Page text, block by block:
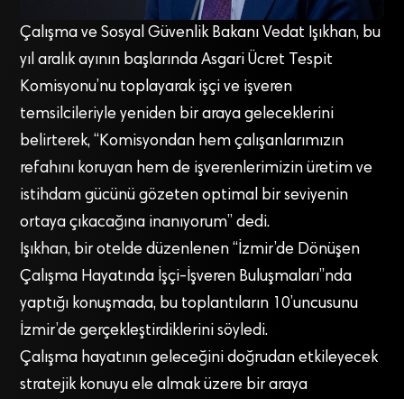
Çalışma ve Sosyal Güvenlik Bakanı Vedat Işıkhan, bu
yıl aralık ayının başlarında Asgari Ücret Tespit
Komisyonu’nu toplayarak işçi ve işveren
temsilcileriyle yeniden bir araya geleceklerini
belirterek, “Komisyondan hem çalışanlarımızın
refahını koruyan hem de işverenlerimizin üretim ve
istihdam gücünü gözeten optimal bir seviyenin
ortaya çıkacağına inanıyorum” dedi.
Işıkhan, bir otelde düzenlenen “İzmir’de Dönüşen
Çalışma Hayatında İşçi-İşveren Buluşmaları”nda
yaptığı konuşmada, bu toplantıların 10’uncusunu
İzmir’de gerçekleştirdiklerini söyledi.
Çalışma hayatının geleceğini doğrudan etkileyecek
stratejik konuyu ele almak üzere bir araya